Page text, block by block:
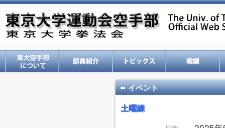
イベント
土曜練